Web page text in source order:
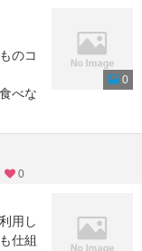
のコ
べな
0
0
用し
仕組